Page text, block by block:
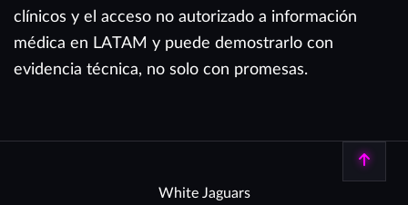
clínicos y el acceso no autorizado a información
médica en LATAM y puede demostrarlo con
evidencia técnica, no solo con promesas.
White Jaguars